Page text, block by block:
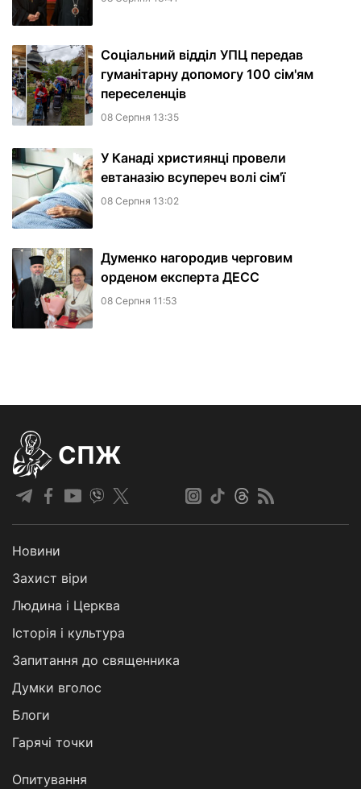
Соціальний відділ УПЦ передав
гуманітарну допомогу 100 сім'ям
переселенців
08 Серпня 13:35
У Канаді християнці провели
евтаназію всупереч волі сім'ї
08 Серпня 13:02
Думенко нагородив черговим
орденом експерта ДЕСС
08 Серпня 11:53
СПЖ
Новини
Захист віри
Людина і Церква
Історія і культура
Запитання до священника
Думки вголос
Блоги
Гарячі точки
Опитування